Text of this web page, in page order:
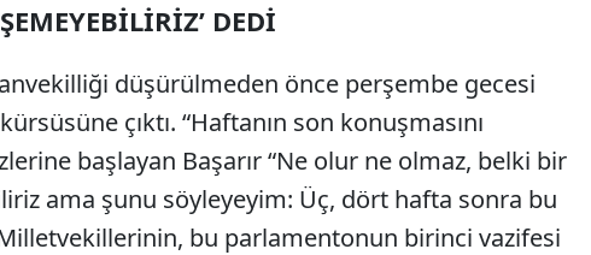
DEDİ
düşürülmeden önce perşembe gecesi
çıktı. “Haftanın son konuşmasını
başlayan Başarır “Ne olur ne olmaz, belki bir
ama şunu söyleyeyim: Üç, dört hafta sonra bu
bu parlamentonun birinci vazifesi